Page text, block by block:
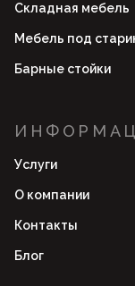
Складная мебель
Мебель под
Барные стойки
Услуги
О компании
Контакты
Блог